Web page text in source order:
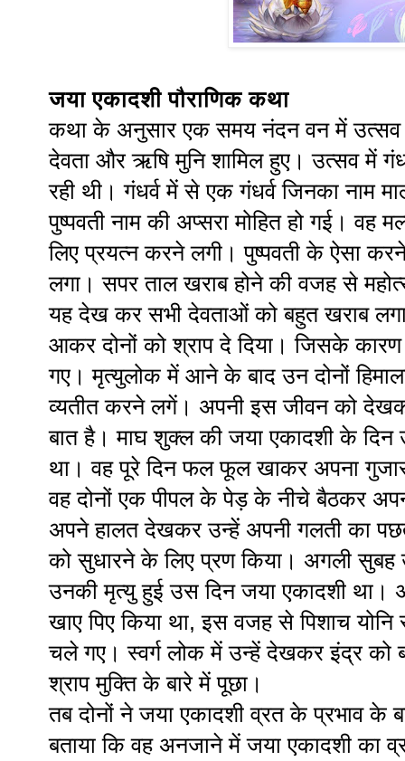
जया एकादशी पौराणिक कथा
कथा के अनुसार एक समय नंदन वन में उत्सव
देवता और ऋषि मुनि शामिल हुए। उत्सव में
रही थी। गंधर्व में से एक गंधर्व जिनका नाम
पुष्पवती नाम की अप्सरा मोहित हो गई।
लिए प्रयत्न करने लगी। पुष्पवती के ऐसा
लगा। सपर ताल खराब होने की वजह से
यह देख कर सभी देवताओं को बहुत खराब
आकर दोनों को श्राप दे दिया। जिसके
गए। मृत्युलोक में आने के बाद उन दोनों
व्यतीत करने लगें। अपनी इस जीवन को
बात है। माघ शुक्ल की जया एकादशी के दिन
था। वह पूरे दिन फल फूल खाकर अपना
वह दोनों एक पीपल के पेड़ के नीचे बैठकर
अपने हालत देखकर उन्हें अपनी गलती का
को सुधारने के लिए प्रण किया। अगली सुबह
उनकी मृत्यु हुई उस दिन जया एकादशी था।
खाए पिए किया था, इस वजह से पिशाच
चले गए। स्वर्ग लोक में उन्हें देखकर इंद्र
श्राप मुक्ति के बारे में पूछा।
तब दोनों ने जया एकादशी व्रत के प्रभाव के
बताया कि वह अनजाने में जया एकादशी का